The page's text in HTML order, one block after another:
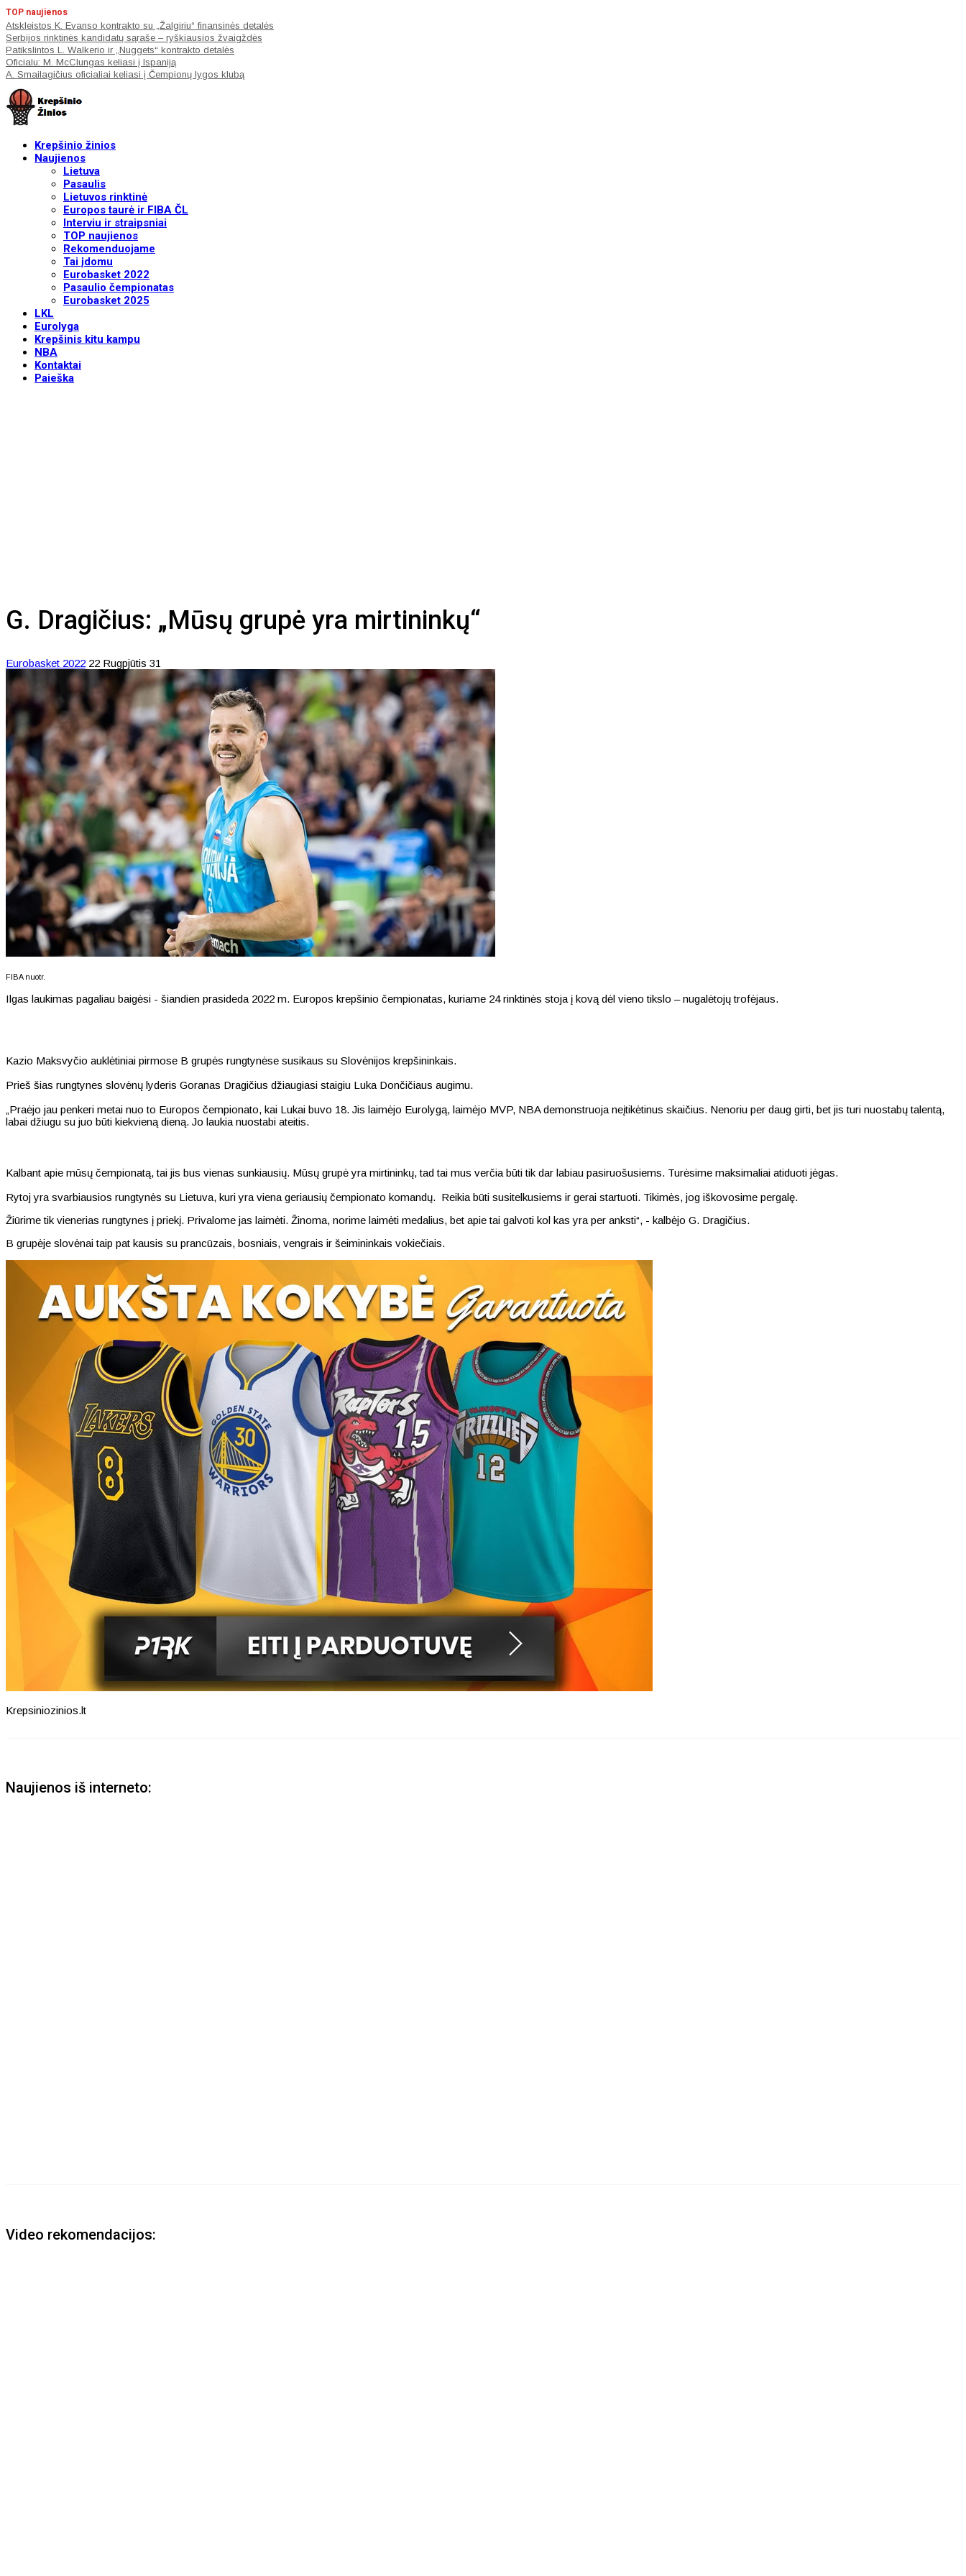
TOP naujienos
Atskleistos K. Evanso kontrakto su „Žalgiriu“ finansinės detalės
Serbijos rinktinės kandidatų sąraše – ryškiausios žvaigždės
Patikslintos L. Walkerio ir „Nuggets“ kontrakto detalės
Oficialu: M. McClungas keliasi į Ispaniją
A. Smailagičius oficialiai keliasi į Čempionų lygos klubą
Krepšinio žinios
Naujienos
Lietuva
Pasaulis
Lietuvos rinktinė
Europos taurė ir FIBA ČL
Interviu ir straipsniai
TOP naujienos
Rekomenduojame
Tai įdomu
Eurobasket 2022
Pasaulio čempionatas
Eurobasket 2025
LKL
Eurolyga
Krepšinis kitu kampu
NBA
Kontaktai
Paieška
G. Dragičius: „Mūsų grupė yra mirtininkų“
Eurobasket 2022 22 Rugpjūtis 31
FIBA nuotr.
Ilgas laukimas pagaliau baigėsi - šiandien prasideda 2022 m. Europos krepšinio čempionatas, kuriame 24 rinktinės stoja į kovą dėl vieno tikslo – nugalėtojų trofėjaus.
Kazio Maksvyčio auklėtiniai pirmose B grupės rungtynėse susikaus su Slovėnijos krepšininkais.
Prieš šias rungtynes slovėnų lyderis Goranas Dragičius džiaugiasi staigiu Luka Dončičiaus augimu.
„Praėjo jau penkeri metai nuo to Europos čempionato, kai Lukai buvo 18. Jis laimėjo Eurolygą, laimėjo MVP, NBA demonstruoja neįtikėtinus skaičius. Nenoriu per daug girti, bet jis turi nuostabų talentą,
labai džiugu su juo būti kiekvieną dieną. Jo laukia nuostabi ateitis.
Kalbant apie mūsų čempionatą, tai jis bus vienas sunkiausių. Mūsų grupė yra mirtininkų, tad tai mus verčia būti tik dar labiau pasiruošusiems. Turėsime maksimaliai atiduoti jėgas.
Rytoj yra svarbiausios rungtynės su Lietuva, kuri yra viena geriausių čempionato komandų. Reikia būti susitelkusiems ir gerai startuoti. Tikimės, jog iškovosime pergalę.
Žiūrime tik vienerias rungtynes į priekį. Privalome jas laimėti. Žinoma, norime laimėti medalius, bet apie tai galvoti kol kas yra per anksti“, - kalbėjo G. Dragičius.
B grupėje slovėnai taip pat kausis su prancūzais, bosniais, vengrais ir šeimininkais vokiečiais.
Krepsiniozinios.lt
Naujienos iš interneto:
Video rekomendacijos: